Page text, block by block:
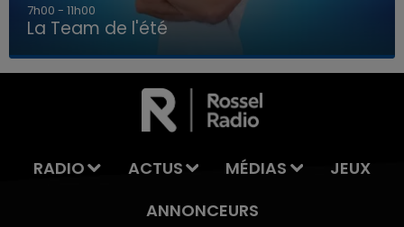
LA TEAM DE L'ÉTÉ
7h00 - 11h00
La Team de l'été
RADIO ACTUS MÉDIAS
JEUX
ANNONCEURS